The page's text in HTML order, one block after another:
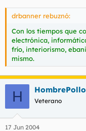
drbanner rebuznó:
Con los tiempos que
electrónica,
frío, interiorismo,
mismo.
H HombrePollo
Veterano
17 Jun 2004